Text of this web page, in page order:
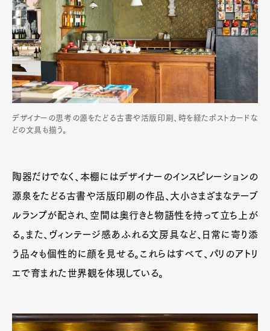
デザイナーの思考の源をたどる古書や活版印刷、時を経たポストカードな
どの文具も揃う。
陶器だけでなく、本棚にはデザイナーのインスピレーションの
源泉をたどる古書や活版印刷の作品、大小さまざまなテーブ
ルランプが配され、空間は奥行きと物語性を持って立ち上が
る。また、ヴィンテージ感あふれる文房具など、日常に寄り添
う品々も個性的に顔を見せる。これらはすべて、パリのアトリ
エで育まれた世界観を体現している。